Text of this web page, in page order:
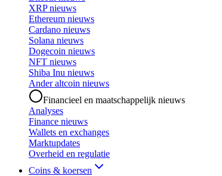
XRP nieuws
Ethereum nieuws
Cardano nieuws
Solana nieuws
Dogecoin nieuws
NFT nieuws
Shiba Inu nieuws
Ander altcoin nieuws
Financieel en maatschappelijk nieuws
Analyses
Finance nieuws
Wallets en exchanges
Marktupdates
Overheid en regulatie
Coins & koersen